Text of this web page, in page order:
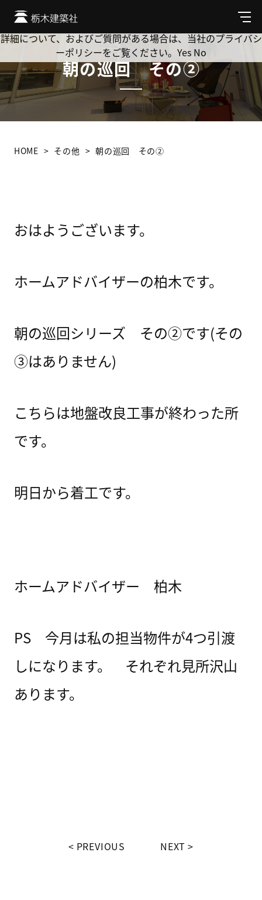
メ
ニ
ュ
朝の巡回 その②
HOME その他 朝の巡回 その②
おはようございます。
ホームアドバイザーの柏木です。
朝の巡回シリーズ その②です(その
③はありません)
こちらは地盤改良工事が終わった所
です。
明日から着工です。
ホームアドバイザー 柏木
PS 今月は私の担当物件が4つ引渡
しになります。 それぞれ見所沢山
あります。
PREVIOUS NEXT
Cookie を使用して、お客様の活動を追跡してもよろしいです
か? 当社ではお客様のプライバシーを極めて重視しています。
詳細について、およびご質問がある場合は、当社のプライバシ
ーポリシーをご覧ください。 Yes No